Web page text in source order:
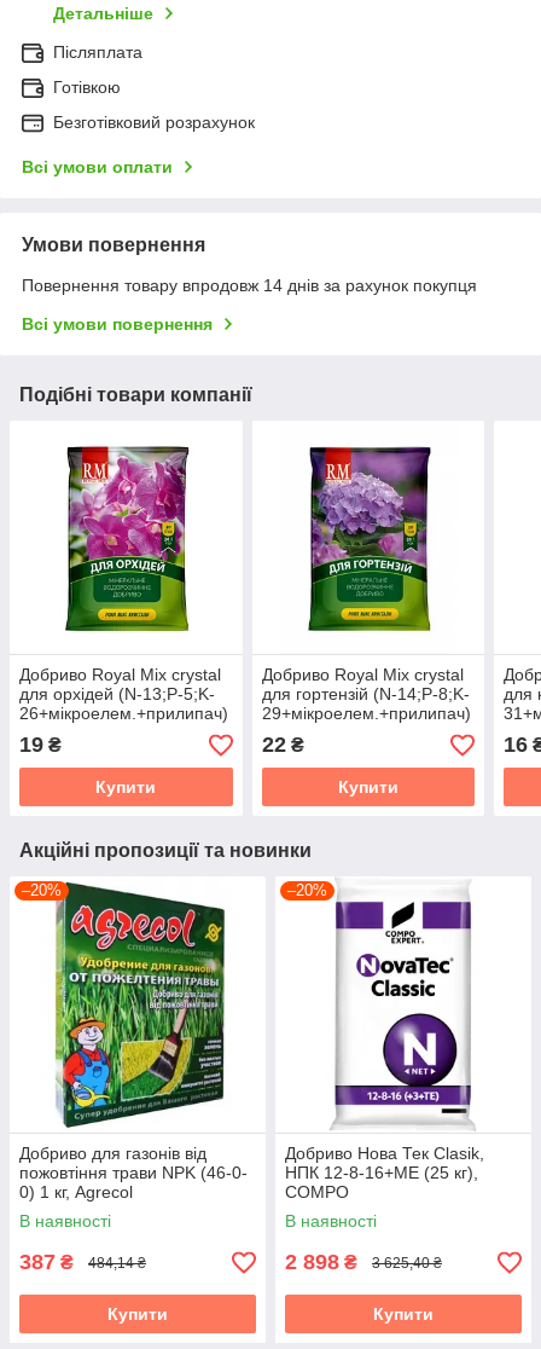
Детальніше
Післяплата
Готівкою
Безготівковий розрахунок
Всі умови оплати
Умови повернення
Повернення товару впродовж 14 днів за рахунок покупця
Всі умови повернення
Подібні товари компанії
Добриво Royal Mix crystal
для орхідей (N-13;P-5;K-
26+мікроелем.+прилипач)
19 ₴
Купити
Добриво Royal Mix crystal
для гортензій (N-14;P-8;K-
29+мікроелем.+прилипач)
22₴
Купити
для
16
Акційні пропозиції та новинки
–20%
Добриво для газонів від
пожовтіння трави NPK (46-0-
0) 1 кг, Agrecol
В наявності
387 ₴ 484,14 ₴
Купити
–20%
Добриво Нова Тек Clasik,
НПК 12-8-16+МЕ (25 кг),
COMPO
В наявності
2 898 ₴ 3 625,40 ₴
Купити